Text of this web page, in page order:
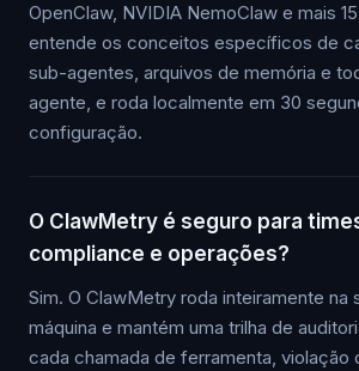
OpenClaw, NVIDIA NemoClaw e mais
entende os conceitos específicos de
sub-agentes, arquivos de memória e
agente, e roda localmente em 30
configuração.
O ClawMetry é seguro para
compliance e operações?
Sim. O ClawMetry roda inteiramente na
máquina e mantém uma trilha de
cada chamada de ferramenta, violação